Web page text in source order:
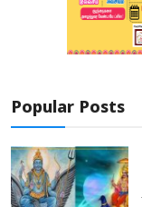
Popular Posts